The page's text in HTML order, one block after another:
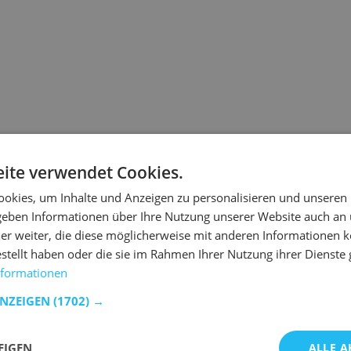
ist.
ist der Link veraltet.
wieder auf Kurs zu kommen.
zu suchen.
verwendet Cookies.
um Inhalte und Anzeigen zu personalisieren und
Informationen über Ihre Nutzung unserer Website auch an
weiter, die diese möglicherweise mit anderen Informationen
haben oder die sie im Rahmen Ihrer Nutzung ihrer Dienste
(1702) →
ALLE